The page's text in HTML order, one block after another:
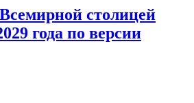
столицей
года по версии